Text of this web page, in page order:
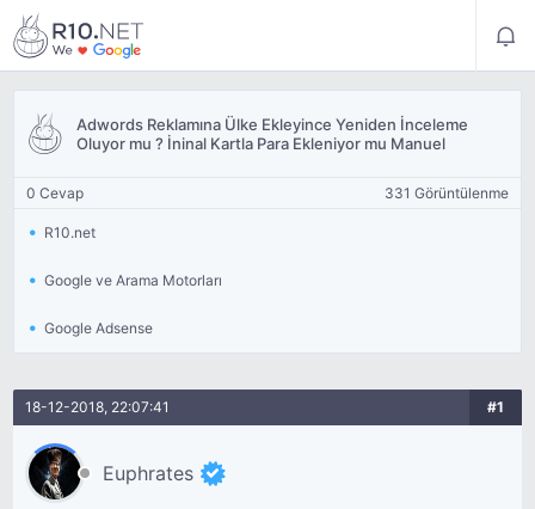
Adwords Reklamına Ülke Ekleyince Yeniden İnceleme
Oluyor mu ? İninal Kartla Para Ekleniyor mu Manuel
0 Cevap 331 Görüntülenme
R10.net
Google ve Arama Motorları
Google Adsense
18-12-2018, 22:07:41 #1
Euphrates